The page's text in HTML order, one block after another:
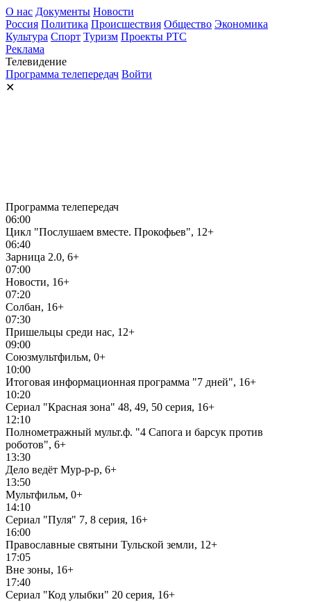
О нас Документы Новости
Россия Политика Происшествия Общество Экономика
Культура Спорт Туризм Проекты РТС
Реклама
Телевидение
Программа телепередач Войти
✕
Программа телепередач
06:00
Цикл "Послушаем вместе. Прокофьев", 12+
06:40
Зарница 2.0, 6+
07:00
Новости, 16+
07:20
Солбан, 16+
07:30
Пришельцы среди нас, 12+
09:00
Союзмультфильм, 0+
10:00
Итоговая информационная программа "7 дней", 16+
10:20
Сериал "Красная зона" 48, 49, 50 серия, 16+
12:10
Полнометражный мульт.ф. "4 Сапога и барсук против
роботов", 6+
13:30
Дело ведёт Мур-р-р, 6+
13:50
Мультфильм, 0+
14:10
Сериал "Пуля" 7, 8 серия, 16+
16:00
Православные святыни Тульской земли, 12+
17:05
Вне зоны, 16+
17:40
Сериал "Код улыбки" 20 серия, 16+